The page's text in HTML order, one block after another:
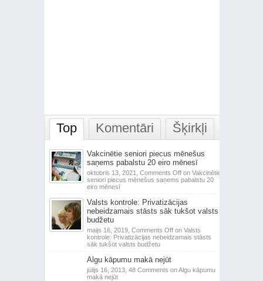
Top Komentāri Šķirkļi
Vakcinētie seniori piecus mēnešus
saņems pabalstu 20 eiro mēnesī
oktobris 13, 2021, Comments Offon Vakcinētie
seniori piecus mēnešus saņems pabalstu 20
eiro mēnesī
Valsts kontrole: Privatizācijas
nebeidzamais stāsts sāk tukšot valsts
budžetu
maijs 16, 2019, Comments Offon Valsts
kontrole: Privatizācijas nebeidzamais stāsts
sāk tukšot valsts budžetu
Algu kāpumu makā nejūt
jūlijs 16, 2013, 48 Comments on Algu kāpumu
makā nejūt